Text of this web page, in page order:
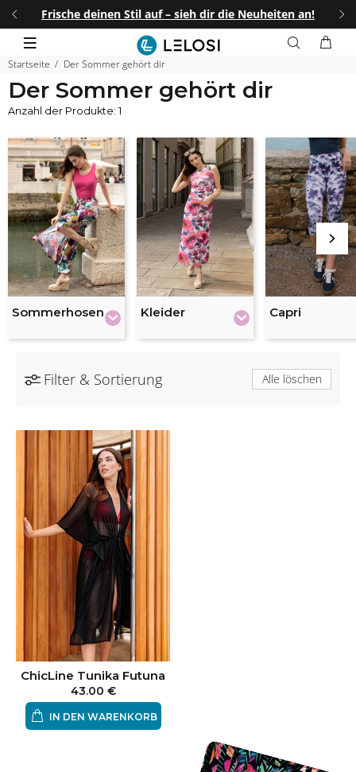
Frische deinen Stil auf – sieh dir die Neuheiten an!
Startseite Der Sommer gehört dir
Der Sommer gehört dir
Anzahl der Produkte: 1
Sommerhosen Kleider Capri
Filter & Sortierung Alle löschen
ChicLine Tunika Futuna
43.00 €
IN DEN WARENKORB